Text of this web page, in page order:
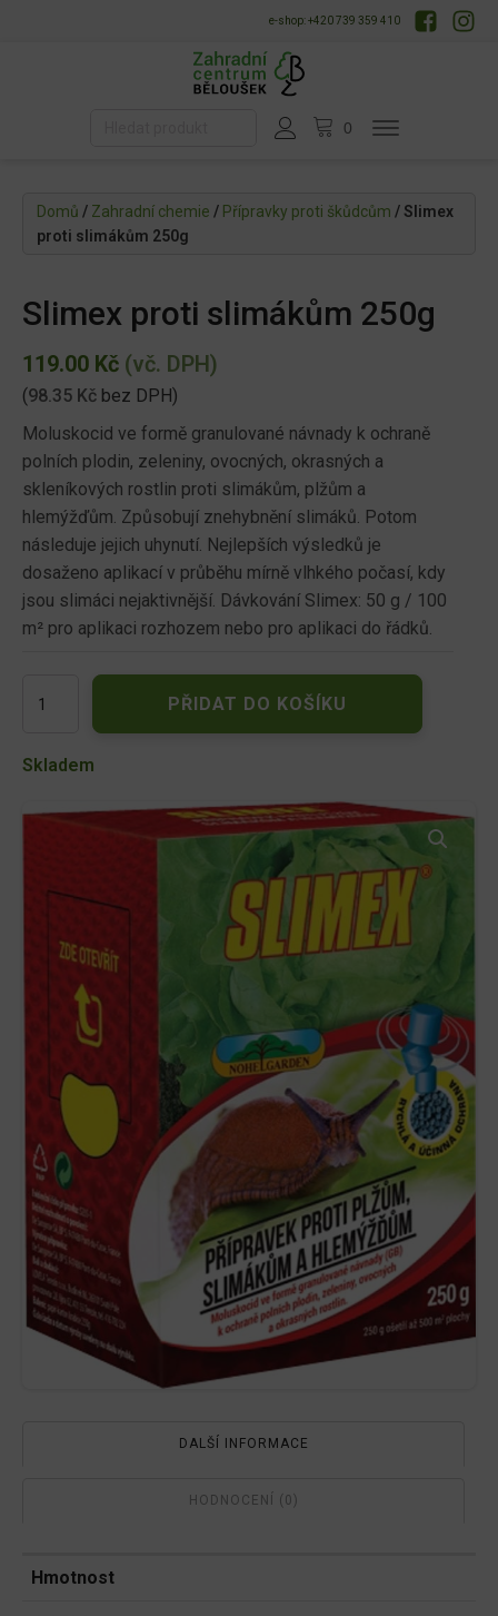
e-shop: +420 739 359 410
Domů / Zahradní chemie / Přípravky proti škůdcům / Slimex
proti slimákům 250g
Slimex proti slimákům 250g
119.00 Kč (vč. DPH)
(98.35 Kč bez DPH)
Moluskocid ve formě granulované návnady k ochraně
polních plodin, zeleniny, ovocných, okrasných a
skleníkových rostlin proti slimákům, plžům a
hlemýžďům. Způsobují znehybnění slimáků. Potom
následuje jejich uhynutí. Nejlepších výsledků je
dosaženo aplikací v průběhu mírně vlhkého počasí, kdy
jsou slimáci nejaktivnější. Dávkování Slimex: 50 g / 100
m² pro aplikaci rozhozem nebo pro aplikaci do řádků.
proti
250g
PŘIDAT DO KOŠÍKU
Skladem
DALŠÍ INFORMACE
HODNOCENÍ (0)
Hmotnost